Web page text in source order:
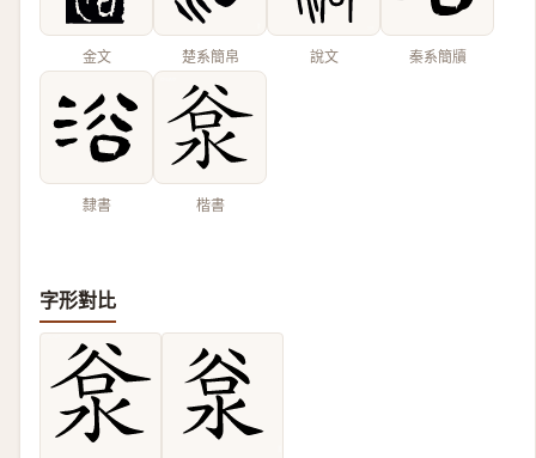
金文 楚系簡帛 說文 秦系簡牘
隸書 楷書
字形對比